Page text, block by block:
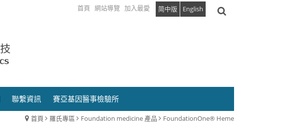
首頁 網站導覽 加入最愛 简中版 English
聯繫資訊 賽亞基因醫事檢驗所
首頁 羅氏專區 Foundation medicine 產品 FoundationOne® Heme